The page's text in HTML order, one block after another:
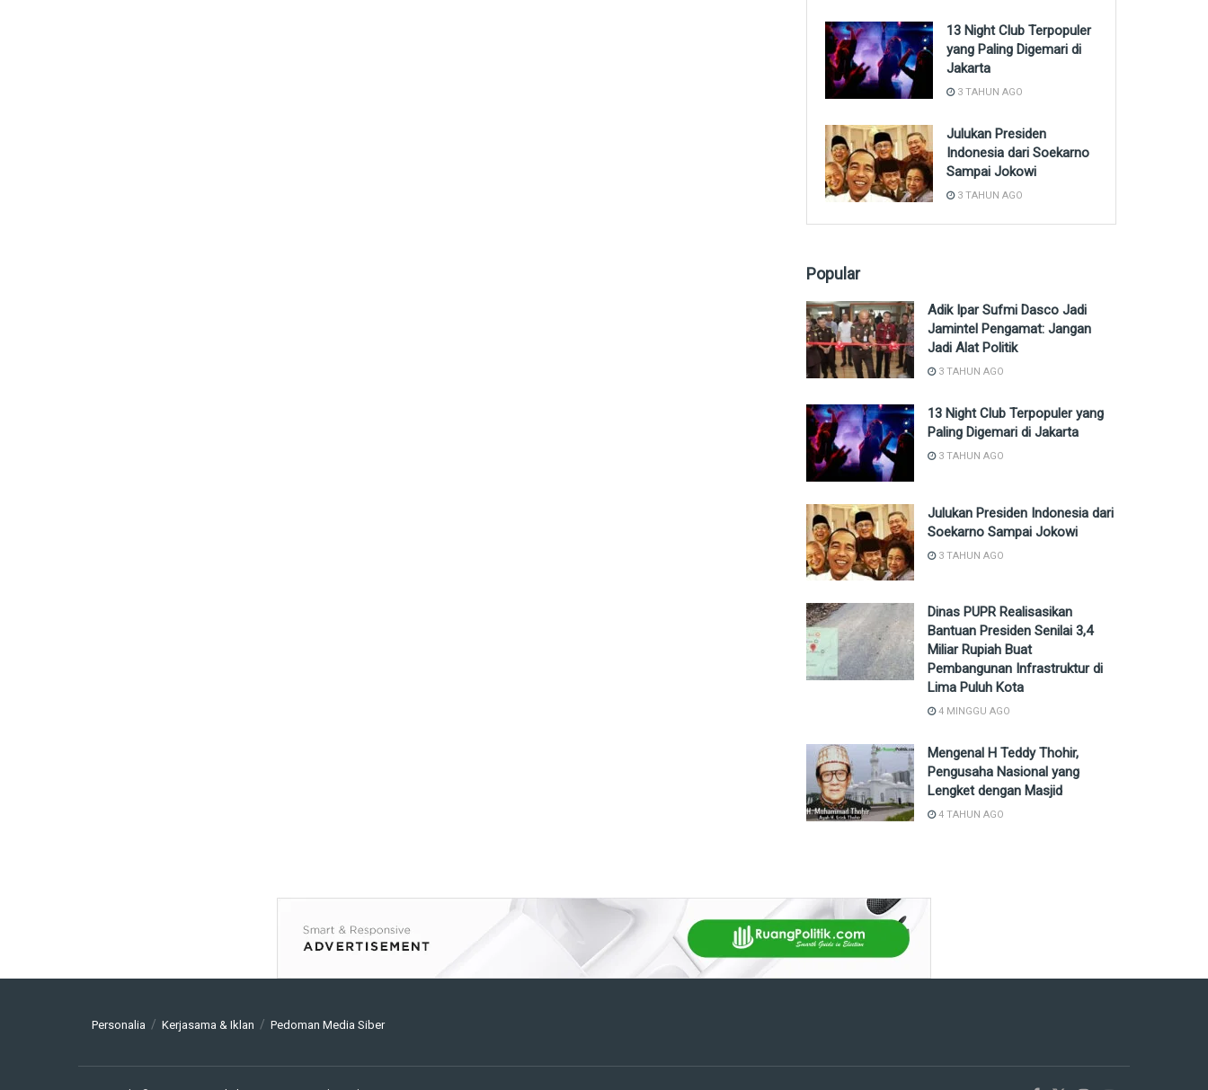
13 Night Club Terpopuler
yang Paling Digemari di
Jakarta
3 TAHUN AGO
Julukan Presiden
Indonesia dari Soekarno
Sampai Jokowi
3 TAHUN AGO
Popular
Adik Ipar Sufmi Dasco Jadi
Jamintel Pengamat: Jangan
Jadi Alat Politik
3 TAHUN AGO
13 Night Club Terpopuler yang
Paling Digemari di Jakarta
3 TAHUN AGO
Julukan Presiden Indonesia dari
Soekarno Sampai Jokowi
3 TAHUN AGO
Dinas PUPR Realisasikan
Bantuan Presiden Senilai 3,4
Miliar Rupiah Buat
Pembangunan Infrastruktur di
Lima Puluh Kota
4 MINGGU AGO
Mengenal H Teddy Thohir,
Pengusaha Nasional yang
Lengket dengan Masjid
4 TAHUN AGO
Personalia Kerjasama & Iklan Pedoman Media Siber